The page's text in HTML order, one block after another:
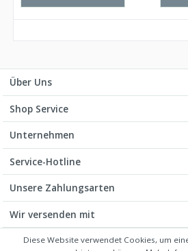
Über Uns
Shop Service
Unternehmen
Service-Hotline
Unsere Zahlungsarten
Wir versenden mit
Diese Website verwendet Cookies, um